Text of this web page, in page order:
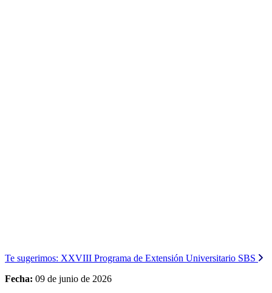
Te sugerimos: XXVIII Programa de Extensión Universitario SBS
Fecha: 09 de junio de 2026